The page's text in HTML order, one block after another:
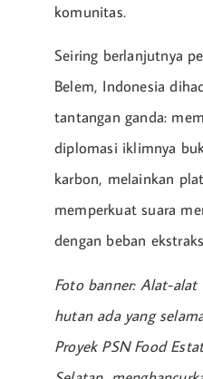
komunitas.
Seiring berlanjutnya
Belem, Indonesia
tantangan ganda:
diplomasi iklimnya
karbon, melainkan
memperkuat suara
dengan beban
Foto banner: Alat-alat
hutan ada yang
Proyek PSN Food